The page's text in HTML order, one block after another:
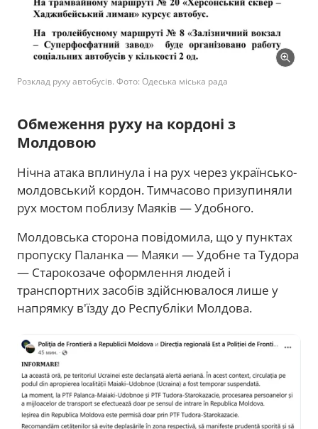
Розклад руху автобусів. Фото: Одеська міська рада
Обмеження руху на кордоні з
Молдовою
Нічна атака вплинула і на рух через українсько-
молдовський кордон. Тимчасово призупиняли
рух мостом поблизу Маяків — Удобного.
Молдовська сторона повідомила, що у пунктах
пропуску Паланка — Маяки — Удобне та Тудора
— Старокозаче оформлення людей і
транспортних засобів здійснювалося лише у
напрямку в'їзду до Республіки Молдова.